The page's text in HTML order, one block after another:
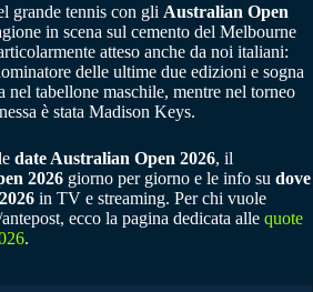
grande tennis con gli Australian Open
in scena sul cemento del Melbourne
atteso anche da noi italiani:
delle ultime due edizioni e sogna
nel tabellone maschile, mentre nel torneo
è stata Madison Keys.
date Australian Open 2026, il
2026 giorno per giorno e le info su dove
in TV e streaming. Per chi vuole
ecco la pagina dedicata alle quote
.